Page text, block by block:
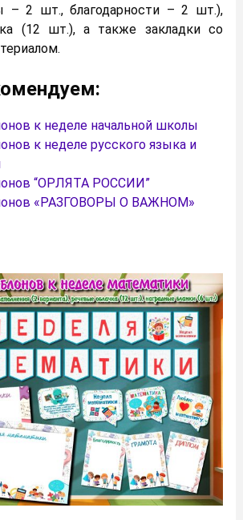
– 2 шт., благодарности – 2 шт.),
(12 шт.), а также закладки со
к неделе начальной школы
к неделе русского языка и
“ОРЛЯТА РОССИИ”
«РАЗГОВОРЫ О ВАЖНОМ»